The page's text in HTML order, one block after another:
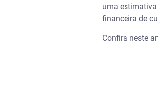
Vantagens
Simular um
uma
financeira de
Confira neste